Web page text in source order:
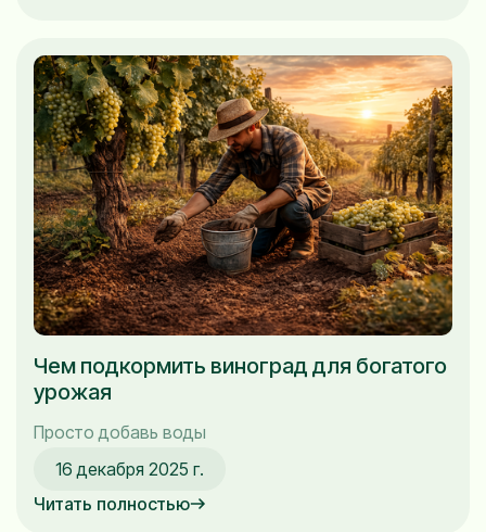
Чем подкормить виноград для богатого
урожая
Просто добавь воды
16 декабря 2025 г.
Читать полностью